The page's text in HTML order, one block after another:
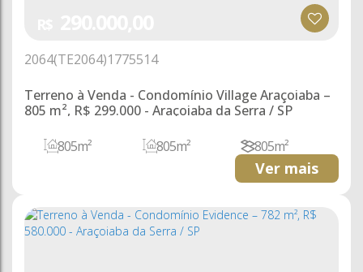
Terreno à Venda - Condomínio Village Araçoiaba –
805 m², R$ 299.000 - Araçoiaba da Serra / SP
2064(TE2064)1775514
805m² 805m² 805m²
Ver mais